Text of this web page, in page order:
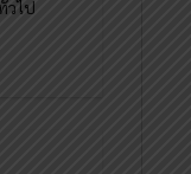
วไป